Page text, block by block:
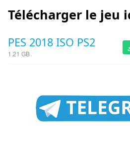
Télécharger le jeu
PES 2018 ISO PS2
1.21 GB